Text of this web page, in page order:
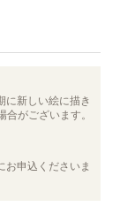
に新しい絵に描き
がございます。
お申込くださいま